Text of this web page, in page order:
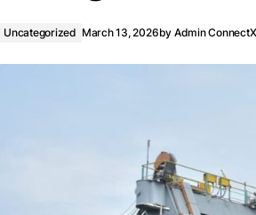
Uncategorized March 13, 2026by Admin ConnectX